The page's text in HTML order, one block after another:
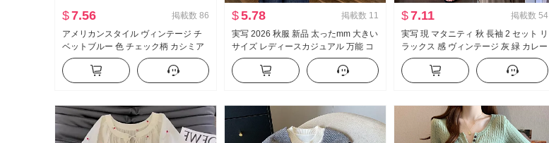
$7.56 掲載数 86
アメリカンスタイル ヴィンテージ チ
ベットブルー 色 チェック柄 カシミア
ウール 8ポイント ズボン 女性 新品 ル
ーズフィット 万能 ワイド 脚 ハイウエ
スト カジュアルパンツ
$5.78 掲載数 11
実写 2026 秋服 新品 太ったmm 大きい
サイズ レディースカジュアル 万能 コ
ントラストカラー フェイクレイヤード
フード付き 長袖 トップス
$7.11 掲載数 54
実写 現 マタニティ 秋 長袖 2 セット リ
ラックス 感 ヴィンテージ 灰 緑 カレー
スリムフィット スリム効果 シャツ セ
ットアップ